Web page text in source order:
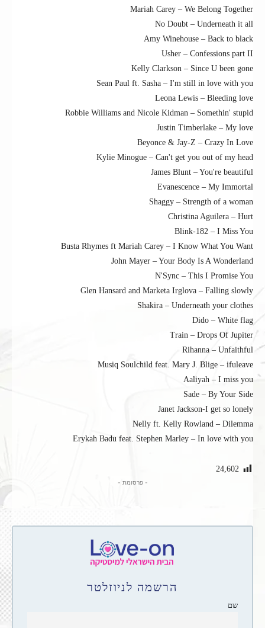
Mariah Carey – We Belong Together
No Doubt – Underneath it all
Amy Winehouse – Back to black
Usher – Confessions part II
Kelly Clarkson – Since U been gone
Sean Paul ft. Sasha – I'm still in love with you
Leona Lewis – Bleeding love
Robbie Williams and Nicole Kidman – Somethin' stupid
Justin Timberlake – My love
Beyonce & Jay-Z – Crazy In Love
Kylie Minogue – Can't get you out of my head
James Blunt – You're beautiful
Evanescence – My Immortal
Shaggy – Strength of a woman
Christina Aguilera – Hurt
Blink-182 – I Miss You
Busta Rhymes ft Mariah Carey – I Know What You Want
John Mayer – Your Body Is A Wonderland
N'Sync – This I Promise You
Glen Hansard and Marketa Irglova – Falling slowly
Shakira – Underneath your clothes
Dido – White flag
Train – Drops Of Jupiter
Rihanna – Unfaithful
Musiq Soulchild feat. Mary J. Blige – ifuleave
Aaliyah – I miss you
Sade – By Your Side
Janet Jackson-I get so lonely
Nelly ft. Kelly Rowland – Dilemma
Erykah Badu feat. Stephen Marley – In love with you
24,602
- פרסומת -
הרשמה לניוזלטר
שם